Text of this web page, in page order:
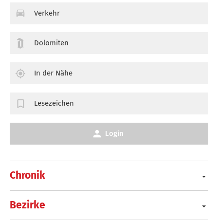
Chronik
Bezirke
Verkehr
Dolomiten
In der Nähe
Lesezeichen
Login